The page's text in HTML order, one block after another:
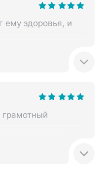
начала
,
много
ему здоровья, и
грамотный